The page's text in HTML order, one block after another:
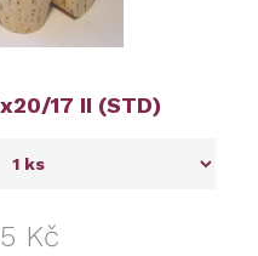
17 II (STD)
Kč